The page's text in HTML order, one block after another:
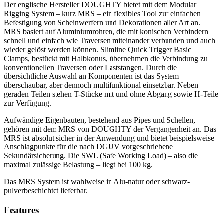
Der englische Hersteller DOUGHTY bietet mit dem Modular
Rigging System – kurz MRS – ein flexibles Tool zur einfachen
Befestigung von Scheinwerfern und Dekorationen aller Art an.
MRS basiert auf Aluminiumrohren, die mit konischen Verbindern
schnell und einfach wie Traversen miteinander verbunden und auch
wieder gelöst werden können. Slimline Quick Trigger Basic
Clamps, bestückt mit Halbkonus, übernehmen die Verbindung zu
konventionellen Traversen oder Laststangen. Durch die
übersichtliche Auswahl an Komponenten ist das System
überschaubar, aber dennoch multifunktional einsetzbar. Neben
geraden Teilen stehen T-Stücke mit und ohne Abgang sowie H-Teile
zur Verfügung.
Aufwändige Eigenbauten, bestehend aus Pipes und Schellen,
gehören mit dem MRS von DOUGHTY der Vergangenheit an. Das
MRS ist absolut sicher in der Anwendung und bietet beispielsweise
Anschlagpunkte für die nach DGUV vorgeschriebene
Sekundärsicherung. Die SWL (Safe Working Load) – also die
maximal zulässige Belastung – liegt bei 100 kg.
Das MRS System ist wahlweise in Alu-natur oder schwarz-
pulverbeschichtet lieferbar.
Features